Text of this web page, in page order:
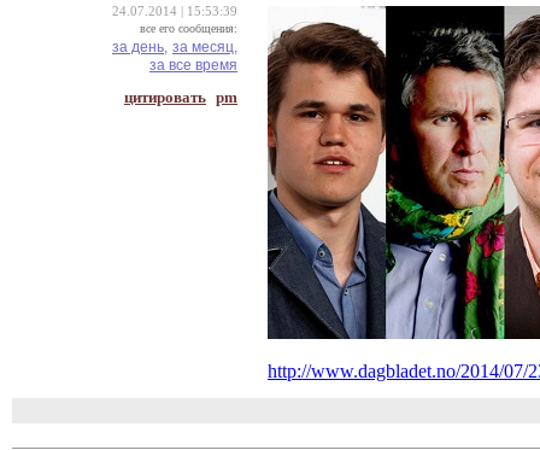
24.07.2014 | 15:53:39
все его сообщения:
за день, за месяц,
за все время
цитировать pm
http://www.dagbladet.no/2014/07/